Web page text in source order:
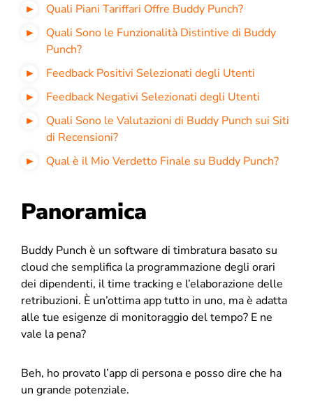
Quali Piani Tariffari Offre Buddy Punch?
Quali Sono le Funzionalità Distintive di Buddy
Punch?
Feedback Positivi Selezionati degli Utenti
Feedback Negativi Selezionati degli Utenti
Quali Sono le Valutazioni di Buddy Punch sui Siti
di Recensioni?
Qual è il Mio Verdetto Finale su Buddy Punch?
Panoramica
Buddy Punch è un software di timbratura basato su
cloud che semplifica la programmazione degli orari
dei dipendenti, il time tracking e l’elaborazione delle
retribuzioni. È un’ottima app tutto in uno, ma è adatta
alle tue esigenze di monitoraggio del tempo? E ne
vale la pena?
Beh, ho provato l’app di persona e posso dire che ha
un grande potenziale.